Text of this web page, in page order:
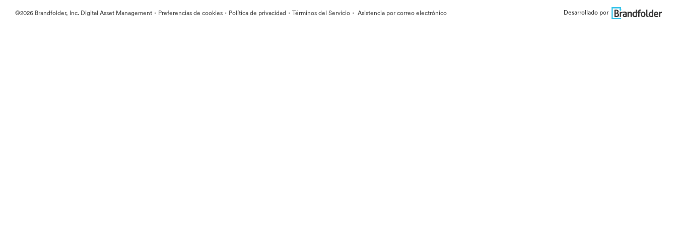
©2026 Brandfolder, Inc. Digital Asset Management · Preferencias de cookies · Política de privacidad · Términos del Servicio · Asistencia por correo electrónico Desarrollado por